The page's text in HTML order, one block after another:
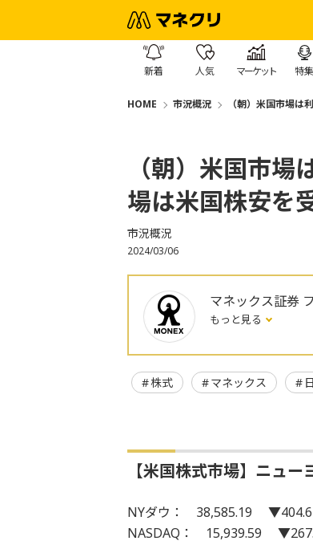
新着 人気 マーケット 特集
HOME 市況概況 （朝）米国市場
（朝）米国市
場は米国株安を
市況概況
2024/03/06
マネックス証券
もっと見る
株式 マネックス
【米国株式市場】ニュー
NYダウ： 38,585.19
NASDAQ： 15,939.59